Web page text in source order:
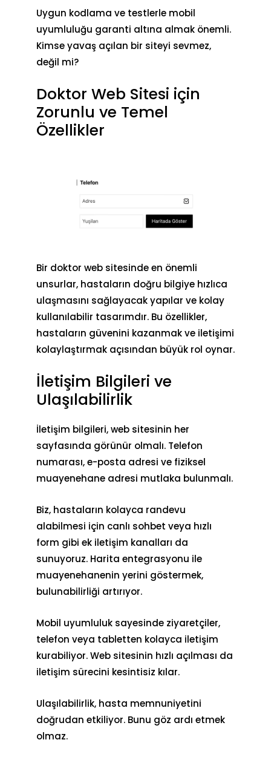
Uygun kodlama ve testlerle mobil
uyumluluğu garanti altına almak önemli.
Kimse yavaş açılan bir siteyi sevmez,
değil mi?
Doktor Web Sitesi için
Zorunlu ve Temel
Özellikler
Bir doktor web sitesinde en önemli
unsurlar, hastaların doğru bilgiye hızlıca
ulaşmasını sağlayacak yapılar ve kolay
kullanılabilir tasarımdır. Bu özellikler,
hastaların güvenini kazanmak ve iletişimi
kolaylaştırmak açısından büyük rol oynar.
İletişim Bilgileri ve
Ulaşılabilirlik
İletişim bilgileri, web sitesinin her
sayfasında görünür olmalı. Telefon
numarası, e-posta adresi ve fiziksel
muayenehane adresi mutlaka bulunmalı.
Biz, hastaların kolayca randevu
alabilmesi için canlı sohbet veya hızlı
form gibi ek iletişim kanalları da
sunuyoruz. Harita entegrasyonu ile
muayenehanenin yerini göstermek,
bulunabilirliği artırıyor.
Mobil uyumluluk sayesinde ziyaretçiler,
telefon veya tabletten kolayca iletişim
kurabiliyor. Web sitesinin hızlı açılması da
iletişim sürecini kesintisiz kılar.
Ulaşılabilirlik, hasta memnuniyetini
doğrudan etkiliyor. Bunu göz ardı etmek
olmaz.